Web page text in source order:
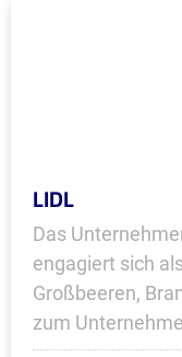
LIDL
Das
engagiert sich
Großbeeren,
zum